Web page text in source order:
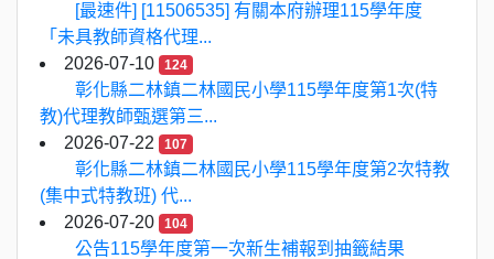
[最速件] [11506535] 有關本府辦理115學年度
「未具教師資格代理...
2026-07-10
124
彰化縣二林鎮二林國民小學115學年度第1次(特
教)代理教師甄選第三...
2026-07-22
107
彰化縣二林鎮二林國民小學115學年度第2次特教
(集中式特教班) 代...
2026-07-20
104
公告115學年度第一次新生補報到抽籤結果